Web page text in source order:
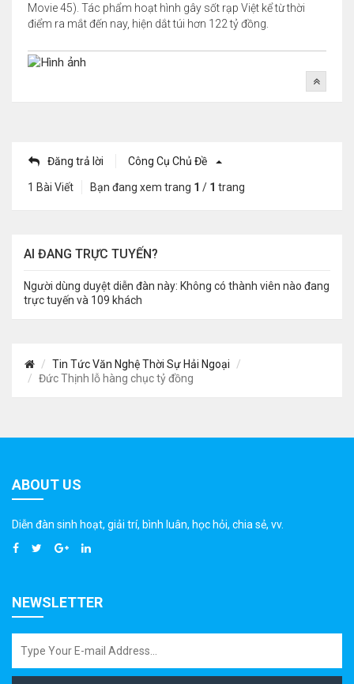
Movie 45). Tác phẩm hoạt hình gây sốt rạp Việt kể từ thời
điểm ra mắt đến nay, hiện dắt túi hơn 122 tỷ đồng.
Đăng trả lời Công Cụ Chủ Đề
1 Bài Viết Bạn đang xem trang 1 / 1 trang
AI ĐANG TRỰC TUYẾN?
Người dùng duyệt diễn đàn này: Không có thành viên nào đang
trực tuyến và 109 khách
Tin Tức Văn Nghệ Thời Sự Hải Ngoại
Đức Thịnh lỗ hàng chục tỷ đồng
ABOUT US
Diễn đàn sinh hoạt, giải trí, bình luân, học hỏi, chia sẻ, vv.
NEWSLETTER